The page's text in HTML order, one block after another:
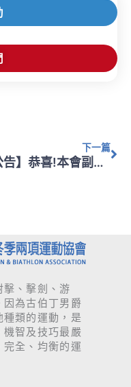
下一篇
【公告】恭喜!本會副秘書長 孔憲文小姐榮獲2010第1屆青年奧林匹克運動會及2010廣州亞洲運動會國際裁判乙職
、擊劍、游
因為古伯丁男爵
類的運動，是
智及技巧最嚴
全、均衡的運